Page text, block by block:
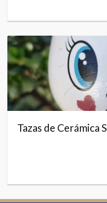
Tazas de Cerámica